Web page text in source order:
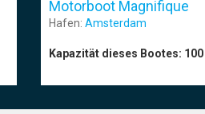
Motorboot Magnifique
Hafen: Amsterdam
Kapazität dieses Bootes: 100